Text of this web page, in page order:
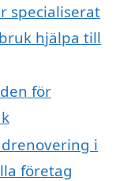
specialiserat
hjälpa till
för
i
företag